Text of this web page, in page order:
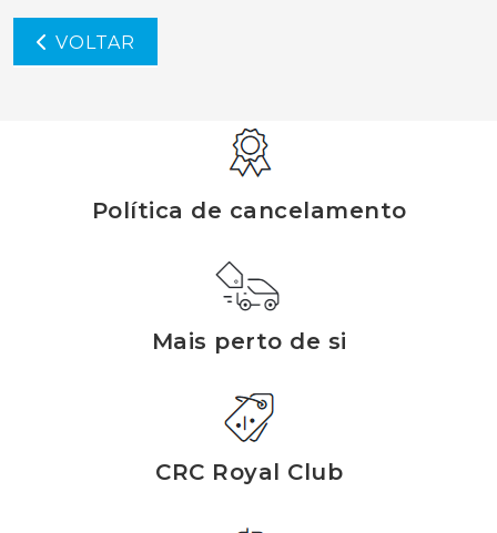
VOLTAR
Política de cancelamento
Mais perto de si
CRC Royal Club